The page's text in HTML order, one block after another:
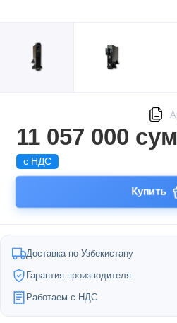
11 057 000 сум
с НДС
Купить
Доставка по Узбекистану
Гарантия производителя
Работаем с НДС